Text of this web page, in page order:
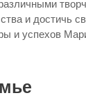
и достичь
и успехов